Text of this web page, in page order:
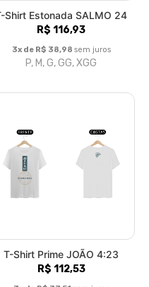
R$ 112,53